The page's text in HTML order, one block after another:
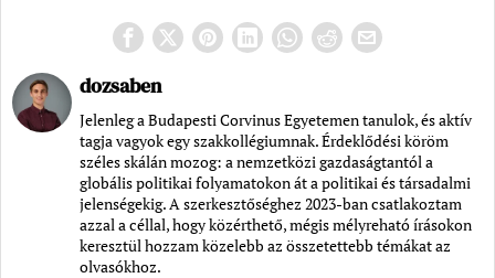
dozsaben
Jelenleg a Budapesti Corvinus Egyetemen tanulok, és aktív
tagja vagyok egy szakkollégiumnak. Érdeklődési köröm
széles skálán mozog: a nemzetközi gazdaságtantól a
globális politikai folyamatokon át a politikai és társadalmi
jelenségekig. A szerkesztőséghez 2023-ban csatlakoztam
azzal a céllal, hogy közérthető, mégis mélyreható írásokon
keresztül hozzam közelebb az összetettebb témákat az
olvasókhoz.